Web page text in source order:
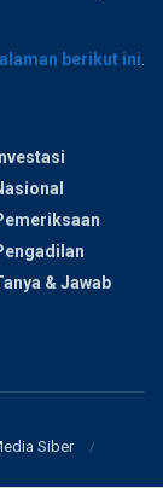
berikut ini
Investasi
& Jawab
Siber